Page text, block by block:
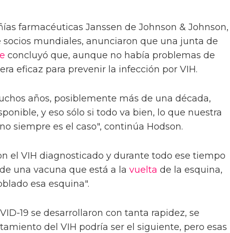
farmacéuticas Janssen de Johnson & Johnson,
mundiales, anunciaron que una junta de
concluyó que, aunque no había problemas de
eficaz para prevenir la infección por VIH.
años, posiblemente más de una década,
y eso sólo si todo va bien, lo que nuestra
siempre es el caso", continúa Hodson.
el VIH diagnosticado y durante todo ese tiempo
una vacuna que está a la vuelta de la esquina,
esa esquina".
19 se desarrollaron con tanta rapidez, se
del VIH podría ser el siguiente, pero esas